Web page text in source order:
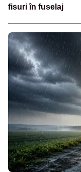
fisuri în fuselaj